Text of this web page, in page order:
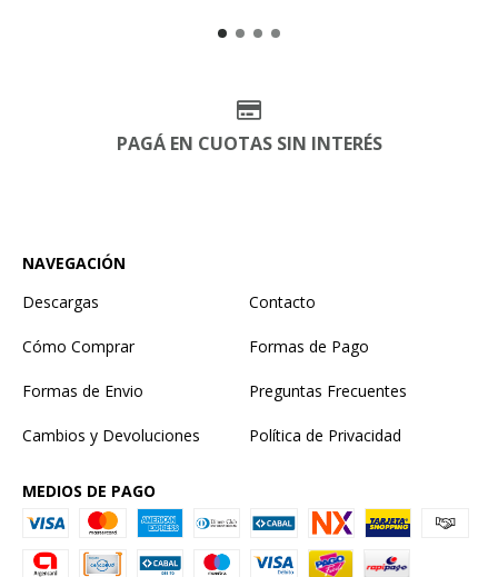
PAGÁ EN CUOTAS SIN INTERÉS
NAVEGACIÓN
Descargas
Contacto
Cómo Comprar Formas de Pago
Formas de Envio Preguntas Frecuentes
Cambios y Devoluciones Política de Privacidad
MEDIOS DE PAGO